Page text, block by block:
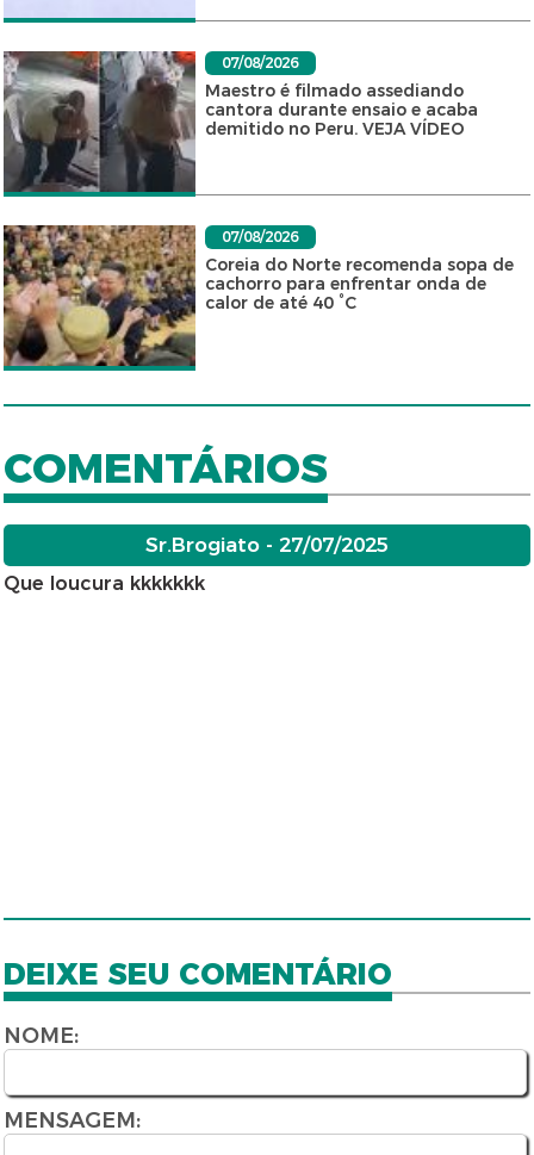
07/08/2026
Maestro é filmado assediando
cantora durante ensaio e acaba
demitido no Peru. VEJA VÍDEO
07/08/2026
Coreia do Norte recomenda sopa de
cachorro para enfrentar onda de
calor de até 40 °C
COMENTÁRIOS
Sr.Brogiato - 27/07/2025
Que loucura kkkkkkk
DEIXE SEU COMENTÁRIO
NOME:
MENSAGEM: